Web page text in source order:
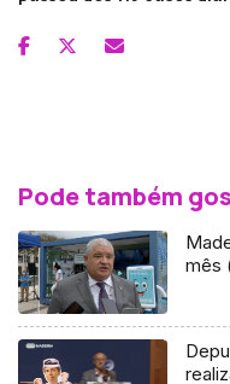
Pode também
mês